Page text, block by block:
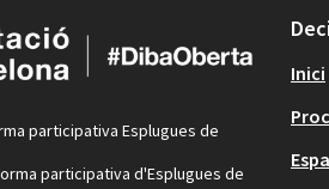
participativa Esplugues de
participativa d'Esplugues de
Inici